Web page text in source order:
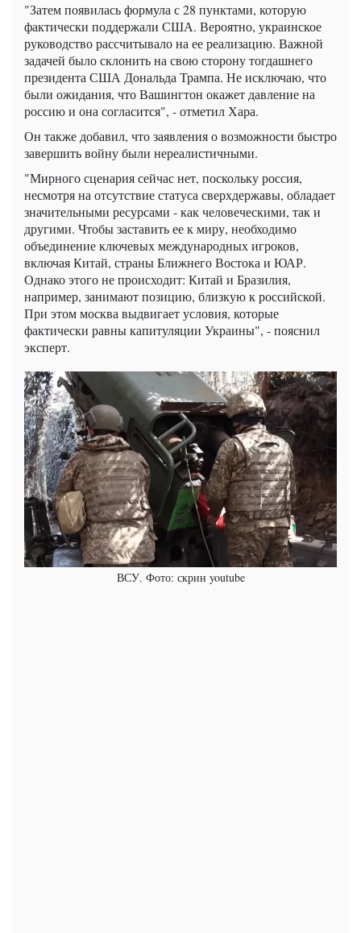
"Затем появилась формула с 28 пунктами, которую
фактически поддержали США. Вероятно, украинское
руководство рассчитывало на ее реализацию. Важной
задачей было склонить на свою сторону тогдашнего
президента США Дональда Трампа. Не исключаю, что
были ожидания, что Вашингтон окажет давление на
россию и она согласится", - отметил Хара.
Он также добавил, что заявления о возможности быстро
завершить войну были нереалистичными.
"Мирного сценария сейчас нет, поскольку россия,
несмотря на отсутствие статуса сверхдержавы, обладает
значительными ресурсами - как человеческими, так и
другими. Чтобы заставить ее к миру, необходимо
объединение ключевых международных игроков,
включая Китай, страны Ближнего Востока и ЮАР.
Однако этого не происходит: Китай и Бразилия,
например, занимают позицию, близкую к российской.
При этом москва выдвигает условия, которые
фактически равны капитуляции Украины", - пояснил
эксперт.
ВСУ. Фото: скрин youtube